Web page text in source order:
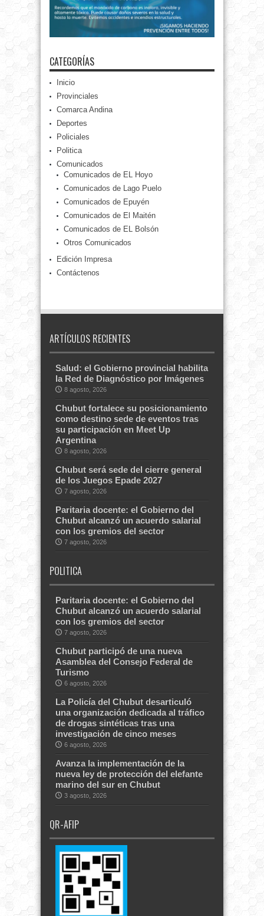
CATEGORÍAS
Inicio
Provinciales
Comarca Andina
Deportes
Policiales
Politica
Comunicados
Comunicados de EL Hoyo
Comunicados de Lago Puelo
Comunicados de Epuyén
Comunicados de El Maitén
Comunicados de EL Bolsón
Otros Comunicados
Edición Impresa
Contáctenos
ARTÍCULOS RECIENTES
Salud: el Gobierno provincial habilita
la Red de Diagnóstico por Imágenes
8 agosto, 2026
Chubut fortalece su posicionamiento
como destino sede de eventos tras
su participación en Meet Up
Argentina
8 agosto, 2026
Chubut será sede del cierre general
de los Juegos Epade 2027
7 agosto, 2026
Paritaria docente: el Gobierno del
Chubut alcanzó un acuerdo salarial
con los gremios del sector
7 agosto, 2026
POLITICA
Paritaria docente: el Gobierno del
Chubut alcanzó un acuerdo salarial
con los gremios del sector
7 agosto, 2026
Chubut participó de una nueva
Asamblea del Consejo Federal de
Turismo
6 agosto, 2026
La Policía del Chubut desarticuló
una organización dedicada al tráfico
de drogas sintéticas tras una
investigación de cinco meses
6 agosto, 2026
Avanza la implementación de la
nueva ley de protección del elefante
marino del sur en Chubut
3 agosto, 2026
QR-AFIP